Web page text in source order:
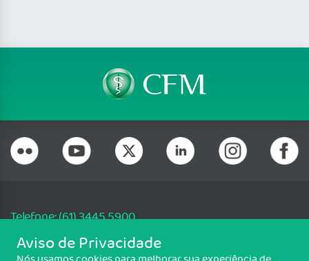
Telefone: (61) 3445 5900
Email: cfm@portalmedico.org.br
SGAS 616, Conjunto D, Lote 115, L2 Sul, Brasília/DF - CEP: 70200-760 -
Aviso de Privacidade